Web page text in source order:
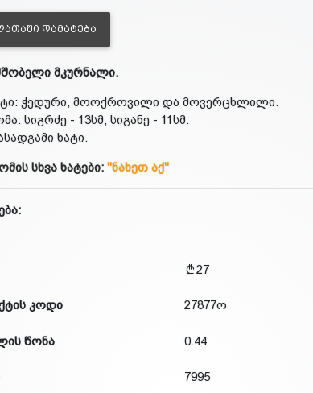
ᲓᲐᲛᲐᲢᲔᲑᲐ
მკურნალი.
ჭედური, მოოქროვილი და მოვერცხლილი.
სიგრძე - 13სმ, სიგანე - 11სმ.
ხატი.
სხვა ხატები: "ნახეთ აქ"
27
კოდი 27877ო
წონა 0.44
7995